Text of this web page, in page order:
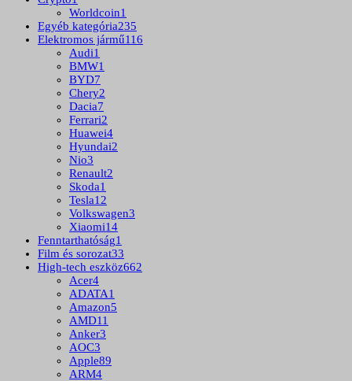
Worldcoin1
Egyéb kategória235
Elektromos jármű116
Audi1
BMW1
BYD7
Chery2
Dacia7
Ferrari2
Huawei4
Hyundai2
Nio3
Renault2
Skoda1
Tesla12
Volkswagen3
Xiaomi14
Fenntarthatóság1
Film és sorozat33
High-tech eszköz662
Acer4
ADATA1
Amazon5
AMD11
Anker3
AOC3
Apple89
ARM4